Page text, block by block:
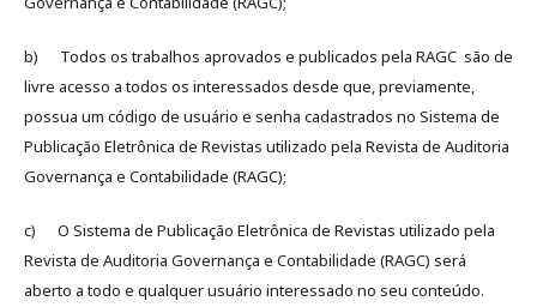
b) Todos os trabalhos aprovados e publicados pela RAGC são de
livre acesso a todos os interessados desde que, previamente,
possua um código de usuário e senha cadastrados no Sistema de
Publicação Eletrônica de Revistas utilizado pela Revista de Auditoria
Governança e Contabilidade (RAGC);
c) O Sistema de Publicação Eletrônica de Revistas utilizado pela
Revista de Auditoria Governança e Contabilidade (RAGC) será
aberto a todo e qualquer usuário interessado no seu conteúdo.